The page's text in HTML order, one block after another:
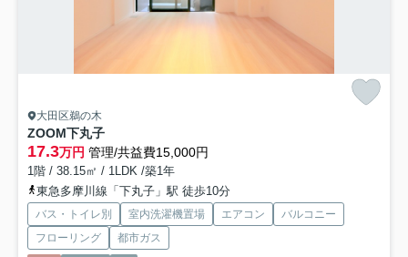
大田区鵜の木
ZOOM下丸子
17.3万円 管理/共益費15,000円
1階 / 38.15㎡ / 1LDK /築1年
東急多摩川線「下丸子」駅 徒歩10分
バス・トイレ別 室内洗濯機置場 エアコン
バルコニー
フローリング
都市ガス